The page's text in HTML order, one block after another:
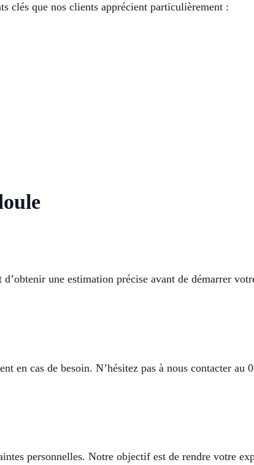
clés que nos clients apprécient particulièrement :
une estimation précise avant de démarrer
en cas de besoin. N’hésitez pas à nous contacter au
personnelles. Notre objectif est de rendre votre